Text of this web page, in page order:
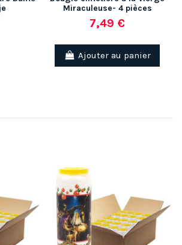
Miraculeuse- 4 pièces
7,49 €
Ajouter au panier